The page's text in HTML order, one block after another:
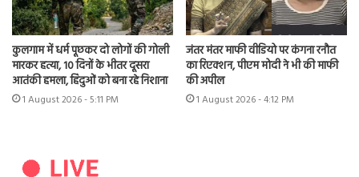
कुलगाम में धर्म पूछकर दो लोगों की गोली
मारकर हत्या, 10 दिनों के भीतर दूसरा
आतंकी हमला, हिंदुओं को बना रहे निशाना
1 August 2026 - 5:11 PM
जंतर मंतर माफी वीडियो पर कंगना रनौत
का रिएक्शन, पीएम मोदी ने भी की माफी
की अपील
1 August 2026 - 4:12 PM